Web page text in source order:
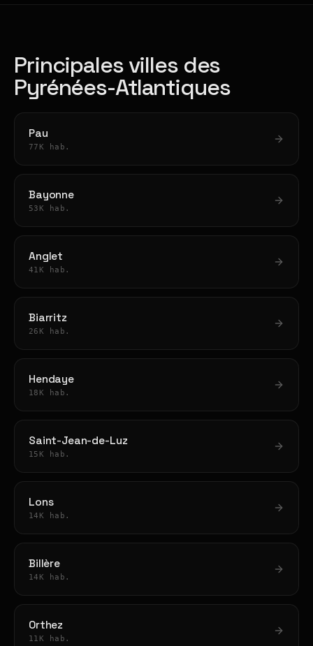
Principales villes des
Pyrénées-Atlantiques
Pau
77K hab.
Bayonne
53K hab.
Anglet
41K hab.
Biarritz
26K hab.
Hendaye
18K hab.
Saint-Jean-de-Luz
15K hab.
Lons
14K hab.
Billère
14K hab.
Orthez
11K hab.